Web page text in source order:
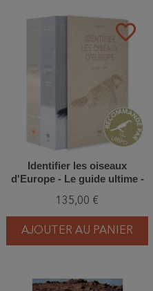
favorite_border
Identifier les oiseaux
d'Europe - Le guide ultime -
135,00 €
AJOUTER AU PANIER